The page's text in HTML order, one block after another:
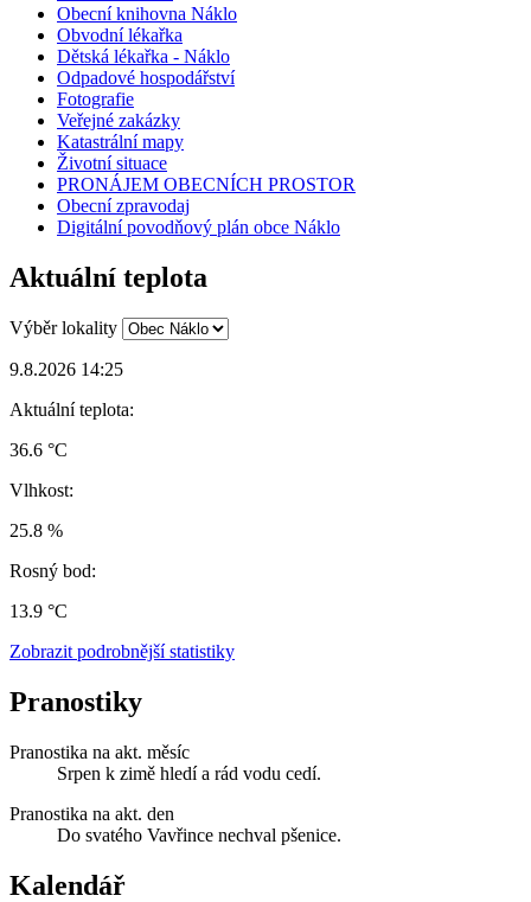
Obecní knihovna Náklo
Obvodní lékařka
Dětská lékařka - Náklo
Odpadové hospodářství
Fotografie
Veřejné zakázky
Katastrální mapy
Životní situace
PRONÁJEM OBECNÍCH PROSTOR
Obecní zpravodaj
Digitální povodňový plán obce Náklo
Aktuální teplota
Výběr lokality
9.8.2026 14:25
Aktuální teplota:
36.6 °C
Vlhkost:
25.8 %
Rosný bod:
13.9 °C
Zobrazit podrobnější statistiky
Pranostiky
Pranostika na akt. měsíc
Srpen k zimě hledí a rád vodu cedí.
Pranostika na akt. den
Do svatého Vavřince nechval pšenice.
Kalendář